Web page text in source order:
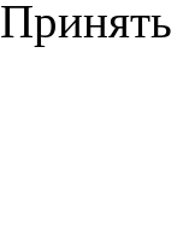
Принять